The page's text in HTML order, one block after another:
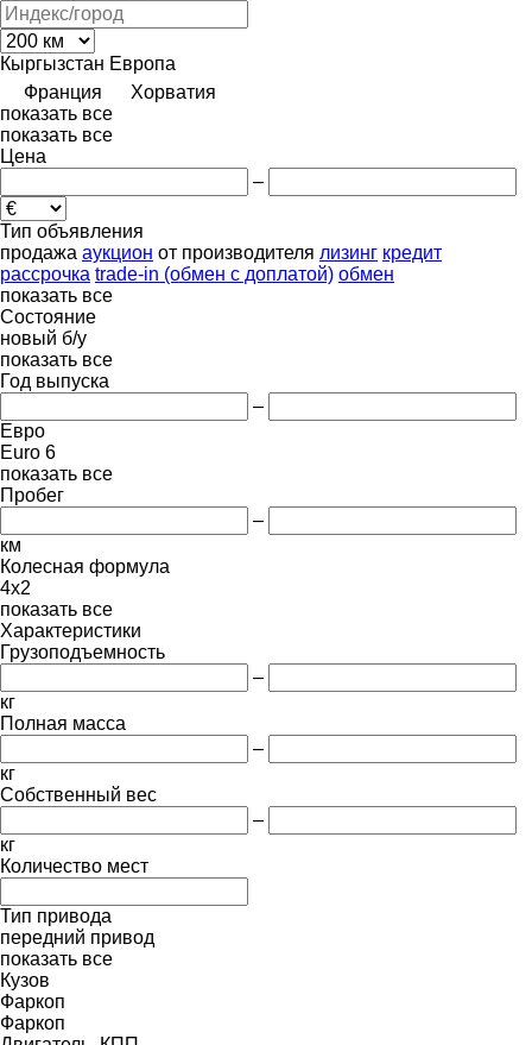
Кыргызстан Европа
Франция
Хорватия
показать все
показать все
Цена
–
Тип объявления
продажа аукцион от производителя лизинг кредит
рассрочка trade-in (обмен с доплатой) обмен
показать все
Состояние
новый б/у
показать все
Год выпуска
–
Евро
Euro 6
показать все
Пробег
–
км
Колесная формула
4x2
показать все
Характеристики
Грузоподъемность
–
кг
Полная масса
–
кг
Собственный вес
–
кг
Количество мест
Тип привода
передний привод
показать все
Кузов
Фаркоп
Фаркоп